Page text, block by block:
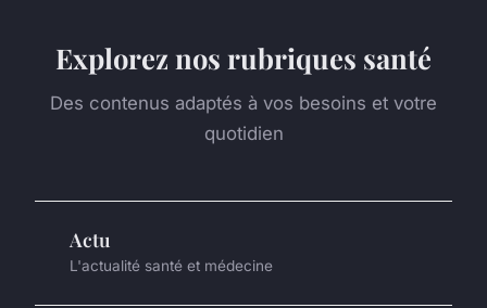
Explorez nos rubriques santé
Des contenus adaptés à vos besoins et votre
quotidien
Actu
L'actualité santé et médecine